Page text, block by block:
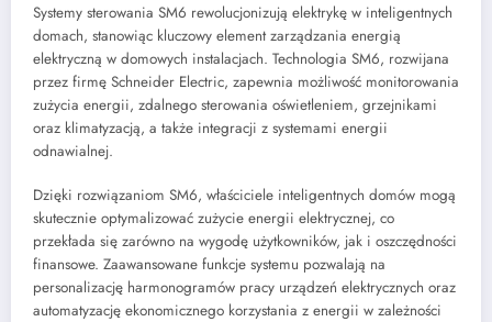
Systemy sterowania SM6 rewolucjonizują elektrykę w inteligentnych
domach, stanowiąc kluczowy element zarządzania energią
elektryczną w domowych instalacjach. Technologia SM6, rozwijana
przez firmę Schneider Electric, zapewnia możliwość monitorowania
zużycia energii, zdalnego sterowania oświetleniem, grzejnikami
oraz klimatyzacją, a także integracji z systemami energii
odnawialnej.
Dzięki rozwiązaniom SM6, właściciele inteligentnych domów mogą
skutecznie optymalizować zużycie energii elektrycznej, co
przekłada się zarówno na wygodę użytkowników, jak i oszczędności
finansowe. Zaawansowane funkcje systemu pozwalają na
personalizację harmonogramów pracy urządzeń elektrycznych oraz
automatyzację ekonomicznego korzystania z energii w zależności